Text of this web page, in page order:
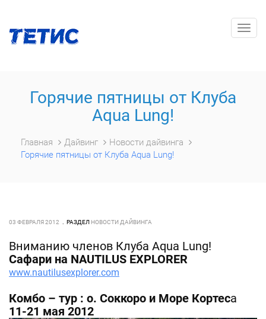
Горячие пятницы от Клуба
Aqua Lung!
Главная Дайвинг
Новости дайвинга
Горячие пятницы от Клуба Aqua Lung!
03 ФЕВРАЛЯ 2012 РАЗДЕЛ НОВОСТИ ДАЙВИНГА
Вниманию членов Клуба Aqua Lung!
Сафари на NAUTILUS EXPLORER
www.nautilusexplorer.com
Комбо – тур : о. Соккоро и Море Кортеса
11-21 мая 2012